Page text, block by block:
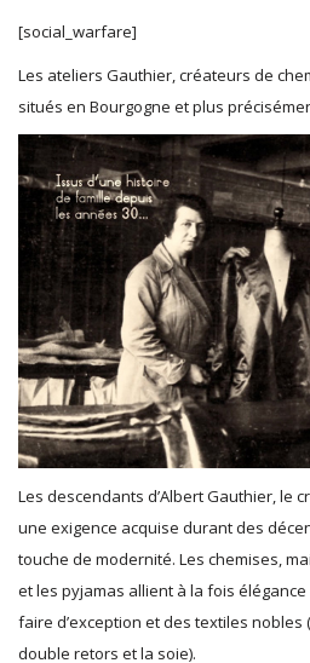
[social_warfare]
Les ateliers Gauthier, créateurs de
situés en Bourgogne et plus
Les descendants d’Albert Gauthier, le
une exigence acquise durant des
touche de modernité. Les chemises,
et les pyjamas allient à la fois
faire d’exception et des textiles nobles
double retors et la soie).